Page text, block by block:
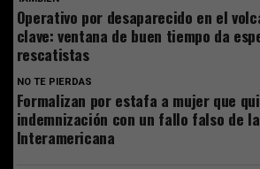
Operativo por desaparecido en el
clave: ventana de buen tiempo da
rescatistas
NO TE PIERDAS
Formalizan por estafa a mujer que
indemnización con un fallo falso de
Interamericana